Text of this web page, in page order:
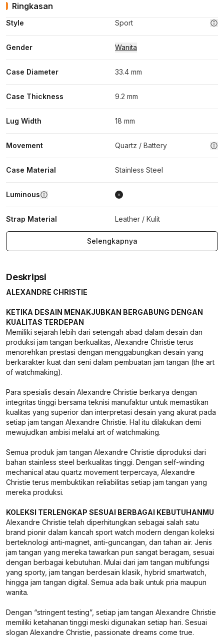
Ringkasan
Style Sport
Gender Wanita
Case Diameter 33.4 mm
Case Thickness 9.2 mm
Lug Width 18 mm
Movement Quartz / Battery
Case Material Stainless Steel
Luminous
Strap Material Leather / Kulit
Selengkapnya
Deskripsi
ALEXANDRE CHRISTIE
KETIKA DESAIN MENAKJUBKAN BERGABUNG DENGAN
KUALITAS TERDEPAN
Memiliki sejarah lebih dari setengah abad dalam desain dan
produksi jam tangan berkualitas, Alexandre Christie terus
menorehkan prestasi dengan menggabungkan desain yang
berkarakter kuat dan seni dalam pembuatan jam tangan (the art
of watchmaking).
Para spesialis desain Alexandre Christie berkarya dengan
integritas tinggi bersama teknisi manufaktur untuk memastikan
kualitas yang superior dan interpretasi desain yang akurat pada
setiap jam tangan Alexandre Christie. Hal itu dilakukan demi
mewujudkan ambisi melalui art of watchmaking.
Semua produk jam tangan Alexandre Christie diproduksi dari
bahan stainless steel berkualitas tinggi. Dengan self-winding
mechanical atau quartz movement terpercaya, Alexandre
Christie terus membuktikan reliabilitas setiap jam tangan yang
mereka produksi.
KOLEKSI TERLENGKAP SESUAI BERBAGAI KEBUTUHANMU
Alexandre Christie telah diperhitungkan sebagai salah satu
brand pionir dalam kancah sport watch modern dengan koleksi
berteknologi anti-magnet, anti-guncangan, dan tahan air. Jenis
jam tangan yang mereka tawarkan pun sangat beragam, sesuai
dengan berbagai kebutuhan. Mulai dari jam tangan multifungsi
yang sporty, jam tangan berdesain klasik, hybrid smartwatch,
hingga jam tangan digital. Semua ada baik untuk pria maupun
wanita.
Dengan “stringent testing”, setiap jam tangan Alexandre Christie
memiliki ketahanan tinggi meski digunakan setiap hari. Sesuai
slogan Alexandre Christie, passionate dreams come true.